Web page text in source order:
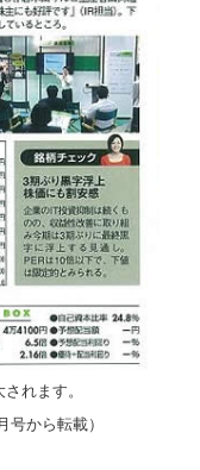
れます。
号から転載）